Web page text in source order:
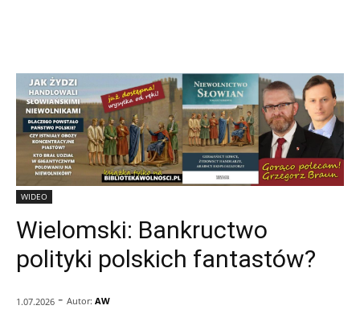
WIDEO
Wielomski: Bankructwo
polityki polskich fantastów?
1.07.2026 - Autor: AW